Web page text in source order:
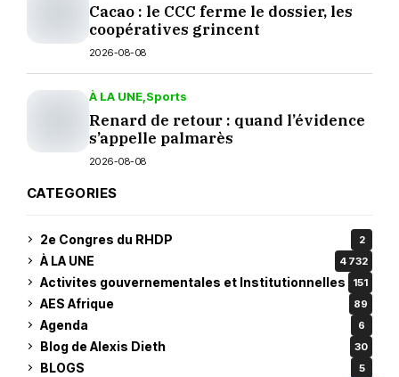
Cacao : le CCC ferme le dossier, les
coopératives grincent
2026-08-08
À LA UNE Sports
Renard de retour : quand l’évidence
s’appelle palmarès
2026-08-08
CATEGORIES
2e Congres du RHDP 2
À LA UNE 4 732
Activites gouvernementales et Institutionnelles 151
AES Afrique 89
Agenda 6
Blog de Alexis Dieth 30
BLOGS 5